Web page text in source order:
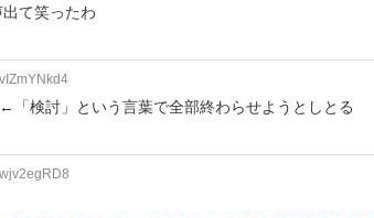
て笑ったわ
検討」という言葉で全部終わらせようとしとる